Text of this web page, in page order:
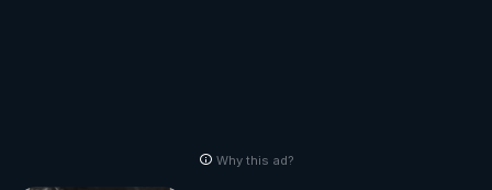
Why this ad?